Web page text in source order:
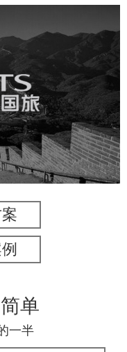
网站建设
单
一半